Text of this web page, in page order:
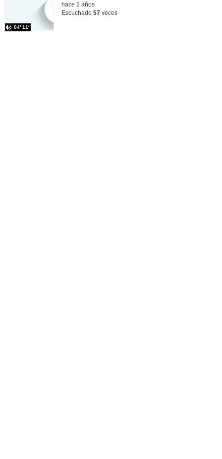
04′ 11″
hace 2 años
Escuchado 57 veces